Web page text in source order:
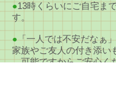
●13時くらいにご自宅ま
す。
● 「一人では不安だなぁ
家族やご友人の付き添い
可能ですからご安心く